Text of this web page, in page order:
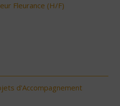
Fleurance (H/F)
d'Accompagnement